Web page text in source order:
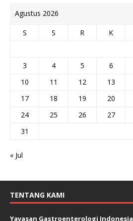
Agustus 2026
S S R K
3
4 5 6
10
11 12 13
17
18 19 20
24
25 26 27
31
« Jul
TENTANG KAMI
Yayasan Gastroenterologi Indonesia